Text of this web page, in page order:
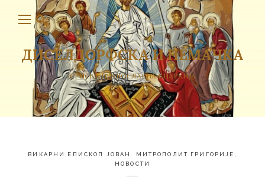
ДИСЕЛДОРФСКА И НЕМАЧКА
СРПСКА ПРАВОСЛАВНА ЕПАРХИЈА
ВИКАРНИ ЕПИСКОП ЈОВАН МИТРОПОЛИТ ГРИГОРИЈЕ
НОВОСТИ